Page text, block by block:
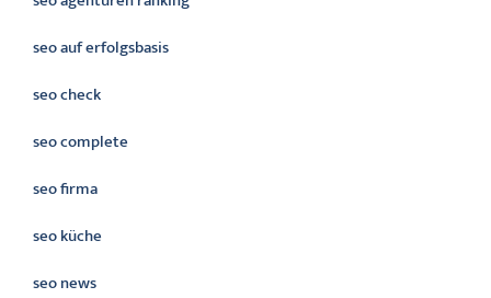
seo auf erfolgsbasis
seo check
seo complete
seo firma
seo küche
seo news